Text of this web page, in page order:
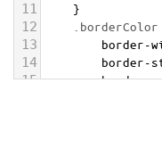
11 }
12 .borderColor
13 border-
14 border-
15 border-